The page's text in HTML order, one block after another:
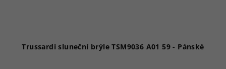
Trussardi sluneční brýle TSM9036 A01 59 - Pánské